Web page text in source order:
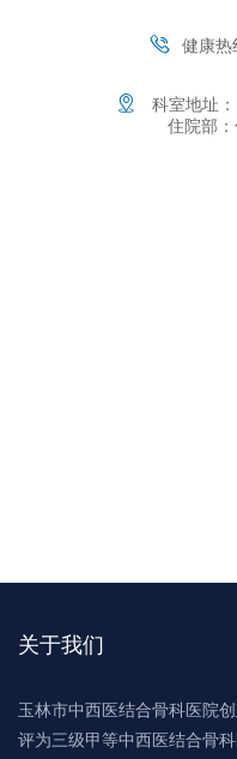
健康热
科室地址
住院部
关于我们
玉林市中西医结合骨科医院
评为三级甲等中西医结合骨